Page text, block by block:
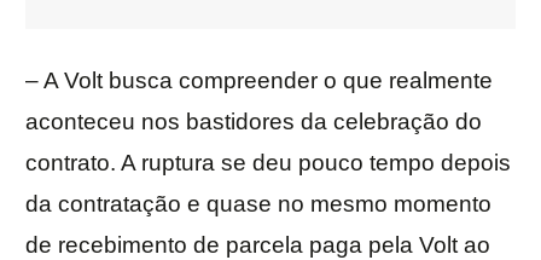
– A Volt busca compreender o que realmente
aconteceu nos bastidores da celebração do
contrato. A ruptura se deu pouco tempo depois
da contratação e quase no mesmo momento
de recebimento de parcela paga pela Volt ao